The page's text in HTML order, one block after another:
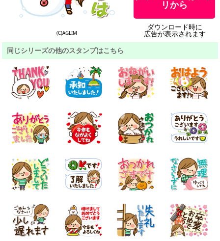
(C)AGLIM
リから
ダウンロード時に
広告が表示されます
同じシリーズの他のスタンプはこちら